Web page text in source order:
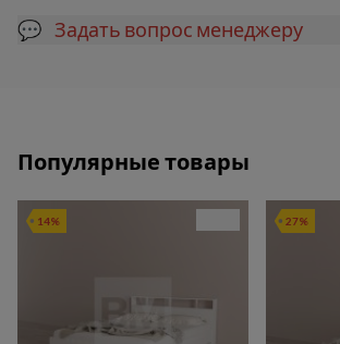
💬 Задать вопрос менеджеру
Популярные товары
14% 27%